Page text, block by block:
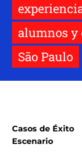
alumnos y
São Paulo
Casos de Éxito
Escenario